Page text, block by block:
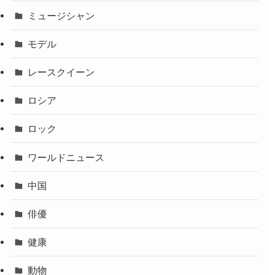
ミュージシャン
モデル
レースクイーン
ロシア
ロック
ワールドニュース
中国
俳優
健康
動物